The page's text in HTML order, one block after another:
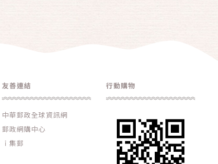
友善連結
中華郵政全球資訊網
郵政網購中心
ｉ集郵
行動購物